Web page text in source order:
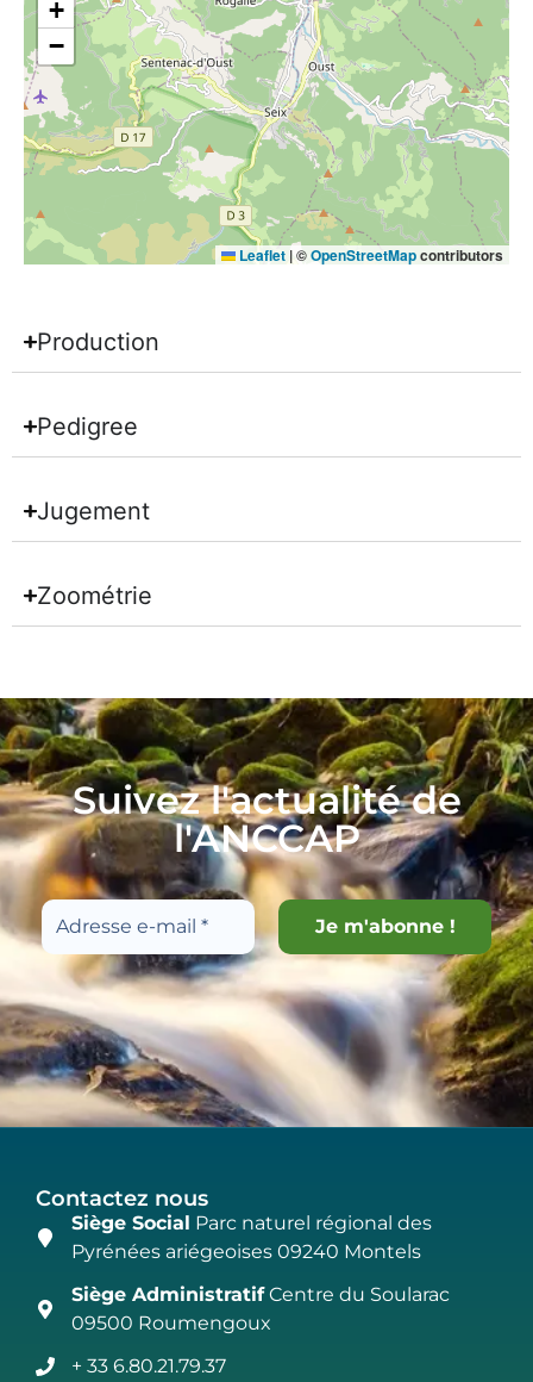
+
−
Leaflet |©OpenStreetMapcontributors
Production
Pedigree
Jugement
Zoométrie
Suivez l'actualité de
l'ANCCAP
Contactez nous
Siège Social Parc naturel régional des
Pyrénées ariégeoises 09240 Montels
Siège AdministratifCentre du Soularac
09500 Roumengoux
+ 33 6.80.21.79.37